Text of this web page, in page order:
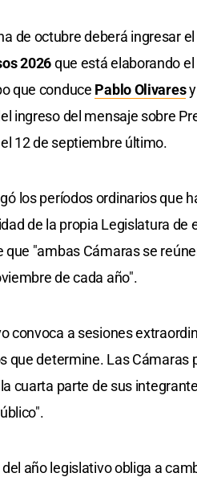
de octubre deberá ingresar
2026que está elaborando
que conduce Pablo Olivaresy
ingreso del mensaje sobre
12 de septiembre último.
los períodos ordinarios que
de la propia Legislatura
que "ambas Cámaras se
de cada año".
convoca a sesiones
que determine. Las Cámaras
cuarta parte de sus
año legislativo obliga a